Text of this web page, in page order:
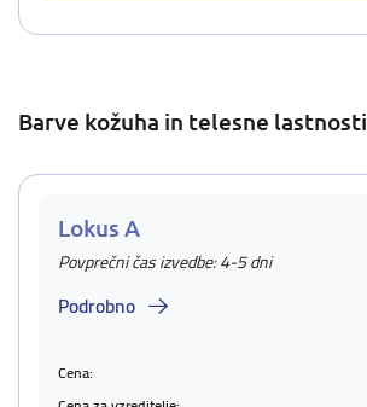
Barve kožuha in telesne lastnosti
Lokus A
Povprečni čas izvedbe: 4-5 dni
Podrobno
Cena: